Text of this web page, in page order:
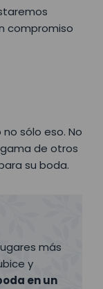
compromiso
sólo eso. No
de otros
su boda.
más
y
en un